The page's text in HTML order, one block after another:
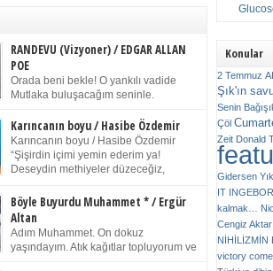
RANDEVU (Vizyoner) / EDGAR ALLAN
POE
Orada beni bekle! O yankılı vadide
Mutlaka buluşacağım seninle.
üstüne yazdığı ağıt.) Talihsiz ve
– Sen ki kendi hayal gücünün
afalladın, gençliğinin alevleri arasına
seni tekrar görüyorum! Bir kez
değil soğuk vadide ve gölgelerin […]
Karıncanın boyu / Hasibe Özdemir
Karıncanın boyu / Hasibe Özdemir
“Şişirdin içimi yemin ederim ya!
Deseydin methiyeler düzeceğiz,
gel demedim kızım.” diyorum sakince.
madem, ne duyarsan
Bir sigara yakıyor. Başını yana yatırıp,
yılgın bakışıyla süzüyor beni.
ona bakıyorum ben de. Pes ediyor.
Böyle Buyurdu Muhammet * / Ergür
Altan
Adım Muhammet. On dokuz
yaşındayım. Atık kağıtlar topluyorum ve
Konular
2 Temmuz
Şık'ın
Senin
Çöl
Zeit Donald
Gidersen
IT
kalmak…
Cengiz Aktar
NİHİLİZMİN
victory